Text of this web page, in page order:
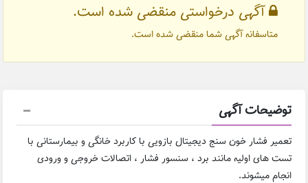
آگهی درخواستی منقضی شده است.
متاسفانه آگهی شما منقضی شده است.
توضیحات آگهی
تعمیر فشار خون سنج دیجیتال بازویی با کاربرد خانگی و بیمارستانی با
تست های اولیه مانند برد ، سنسور فشار ، اتصالات خروجی و ورودی
انجام میشوند.